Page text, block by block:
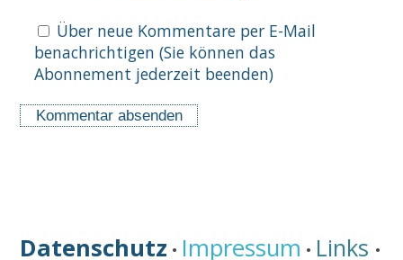
Über neue Kommentare per E-Mail
benachrichtigen (Sie können das
Abonnement jederzeit beenden)
Datenschutz • Impressum • Links •